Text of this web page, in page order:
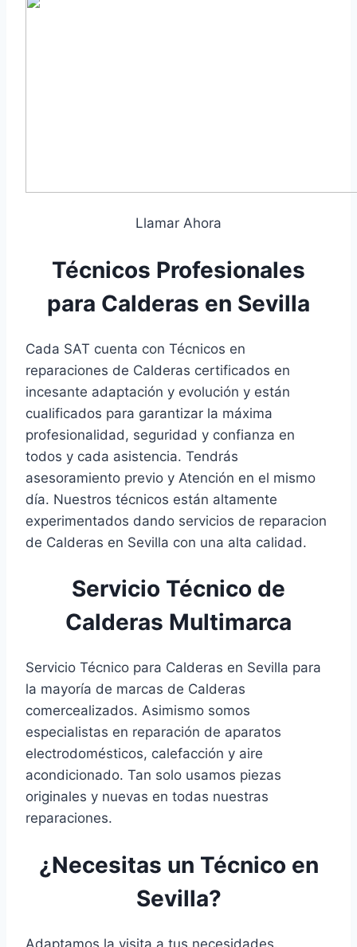
Llamar Ahora
Técnicos Profesionales
para Calderas en Sevilla
Cada SAT cuenta con Técnicos en
reparaciones de Calderas certificados en
incesante adaptación y evolución y están
cualificados para garantizar la máxima
profesionalidad, seguridad y confianza en
todos y cada asistencia. Tendrás
asesoramiento previo y Atención en el mismo
día. Nuestros técnicos están altamente
experimentados dando servicios de reparacion
de Calderas en Sevilla con una alta calidad.
Servicio Técnico de
Calderas Multimarca
Servicio Técnico para Calderas en Sevilla para
la mayoría de marcas de Calderas
comercealizados. Asimismo somos
especialistas en reparación de aparatos
electrodomésticos, calefacción y aire
acondicionado. Tan solo usamos piezas
originales y nuevas en todas nuestras
reparaciones.
¿Necesitas un Técnico en
Sevilla?
Adaptamos la visita a tus necesidades.